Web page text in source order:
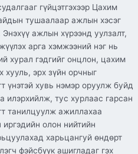
гүйцэтгэхээр Цахим
тушаалаар ажлын хэсэг
ажлын хүрээнд уулзалт,
арга хэмжээний нэг нь
хурал гэдгийг онцлон, цахим
хууль, эрх зүйн орчныг
үнэтэй хувь нэмэр оруулж буйд
илэрхийлж, тус хурлаас гарсан
танилцуулж ажиллахаа
олон нийтийн
харьцангуй өндөрт
фэйсбүүк ашигладаг гэх